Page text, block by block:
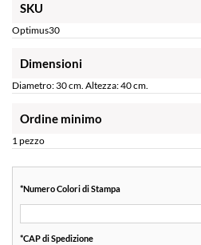
SKU
Optimus30
Dimensioni
Diametro: 30 cm. Altezza: 40 cm.
Ordine minimo
1 pezzo
*Numero Colori di Stampa
*CAP di Spedizione